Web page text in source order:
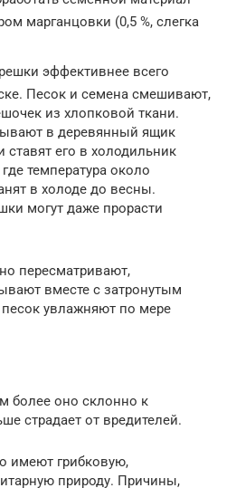
марганцовки (0,5 %, слегка
эффективнее всего
Песок и семена смешивают,
из хлопковой ткани.
в деревянный ящик
ставят его в холодильник
температура около
в холоде до весны.
могут даже прорасти
пересматривают,
вместе с затронутым
увлажняют по мере
более оно склонно к
страдает от вредителей.
имеют грибковую,
природу. Причины,